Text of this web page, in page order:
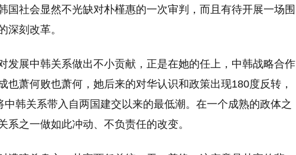
国社会显然不光缺对朴槿惠的一次审判，而且有待开展一场围
深刻改革。
发展中韩关系做出不小贡献，正是在她的任上，中韩战略合作
也萧何败也萧何，她后来的对华认识和政策出现180度反转，
中韩关系带入自两国建交以来的最低潮。在一个成熟的政体之
之一做如此冲动、不负责任的改变。